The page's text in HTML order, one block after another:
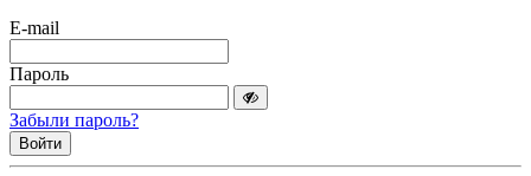
E-mail
Пароль
Забыли пароль?
Войти